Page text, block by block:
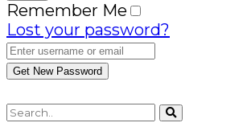
Remember Me
Lost your password?